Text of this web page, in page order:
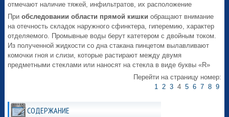
отмечают наличие тяжей, инфильтратов, их расположение
Приобследовании области прямой кишки обращают внимание
на отечность складок наружного сфинктера, гиперемию, характер
отделяемого. Промывные воды берут катетером с двойным током.
Из полученной жидкости со дна стакана пинцетом вылавливают
комочки гноя и слизи, которые растирают между двумя
предметными стеклами или наносят на стекла в виде буквы «R»
Перейти на страницу номер:
1 2 34 5 6 7 8 9
СОДЕРЖАНИЕ